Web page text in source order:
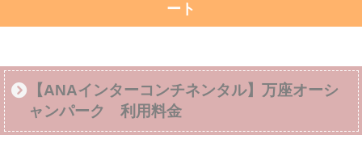
ート
【ANAインターコンチネンタル】万座オーシ
ャンパーク 利用料金